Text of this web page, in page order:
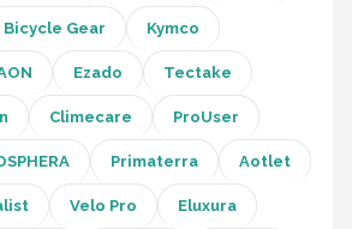
Bicycle Gear Kymco
Ezado Tectake
Climecare ProUser
Primaterra Aotlet
Velo Pro Eluxura